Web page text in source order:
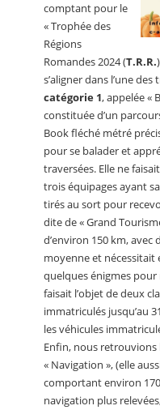
comptant pour le
« Trophée des
Régions
Romandes 2024 (T.R.R.
s’aligner dans l’une
catégorie 1, appelée «
constituée d’un
Book fléché métré
pour se balader et
traversées. Elle ne
trois équipages ayant
tirés au sort pour
dite de « Grand
d’environ 150 km,
moyenne et
quelques énigmes pour
faisait l’objet de deux
immatriculés jusqu’au
les véhicules
Enfin, nous retrouvions
« Navigation », (elle
comportant environ
navigation plus